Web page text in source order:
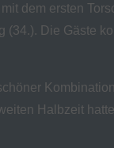
dem ersten
(34.). Die Gäste
Halbzeit